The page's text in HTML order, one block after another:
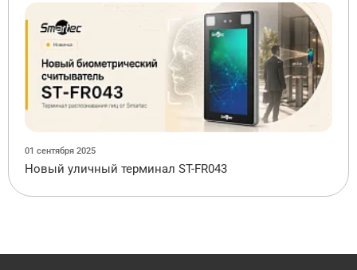
01 сентября 2025
Новый уличный терминал ST-FR043